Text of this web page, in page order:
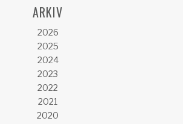
ARKIV
2026
2025
2024
2023
2022
2021
2020